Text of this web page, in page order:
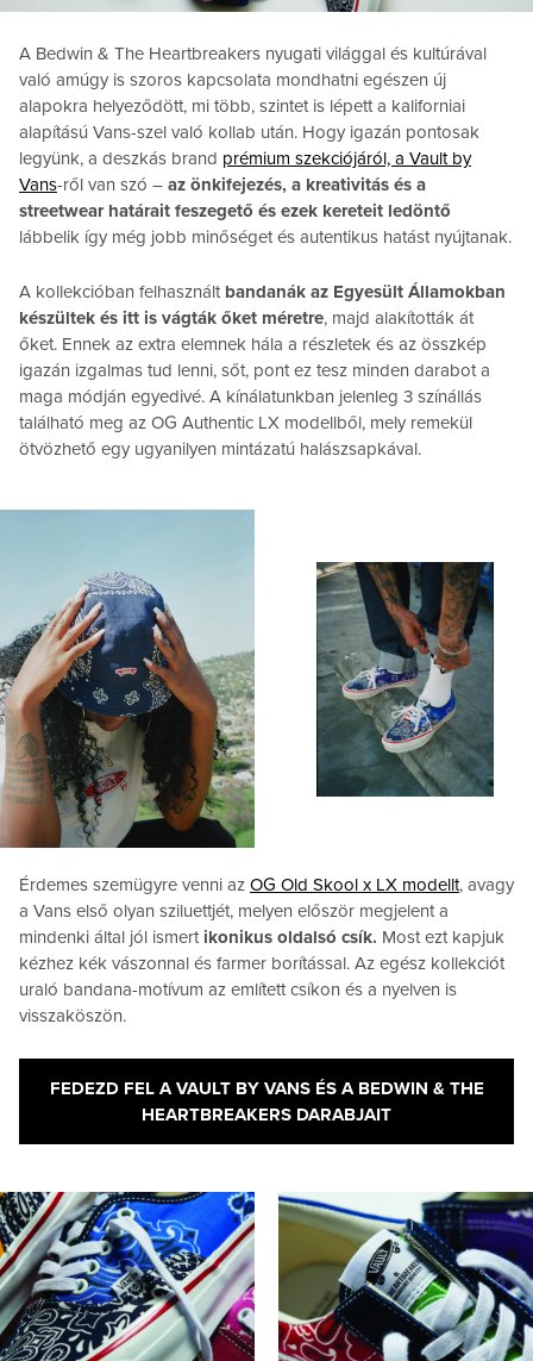
A Bedwin & The Heartbreakers nyugati világgal és kultúrával
való amúgy is szoros kapcsolata mondhatni egészen új
alapokra helyeződött, mi több, szintet is lépett a kaliforniai
alapítású Vans-szel való kollab után. Hogy igazán pontosak
legyünk, a deszkás brand prémium szekciójáról, a Vault by
Vans-ről van szó – az önkifejezés, a kreativitás és a
streetwear határait feszegető és ezek kereteit ledöntő
lábbelik így még jobb minőséget és autentikus hatást nyújtanak.
A kollekcióban felhasznált bandanák az Egyesült Államokban
készültek és itt is vágták őket méretre, majd alakították át
őket. Ennek az extra elemnek hála a részletek és az összkép
igazán izgalmas tud lenni, sőt, pont ez tesz minden darabot a
maga módján egyedivé. A kínálatunkban jelenleg 3 színállás
található meg az OG Authentic LX modellből, mely remekül
ötvözhető egy ugyanilyen mintázatú halászsapkával.
Érdemes szemügyre venni az OG Old Skool x LX modellt, avagy
a Vans első olyan sziluettjét, melyen először megjelent a
mindenki által jól ismert ikonikus oldalsó csík. Most ezt kapjuk
kézhez kék vászonnal és farmer borítással. Az egész kollekciót
uraló bandana-motívum az említett csíkon és a nyelven is
visszaköszön.
FEDEZD FEL A VAULT BY VANS ÉS A BEDWIN & THE
HEARTBREAKERS DARABJAIT